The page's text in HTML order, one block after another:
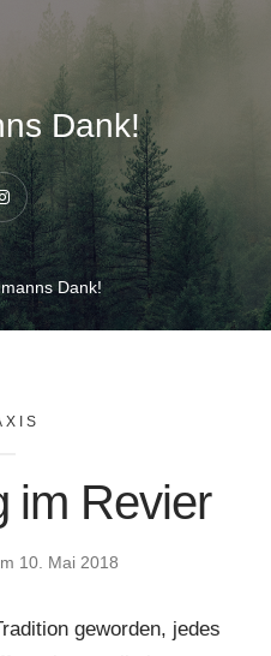
Dank!
Instagram
Dank!
im Revier
10. Mai 2018
geworden, jedes